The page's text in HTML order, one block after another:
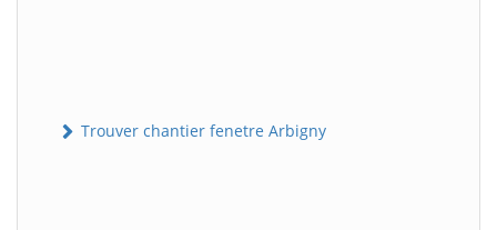
Trouver chantier fenetre Arbigny